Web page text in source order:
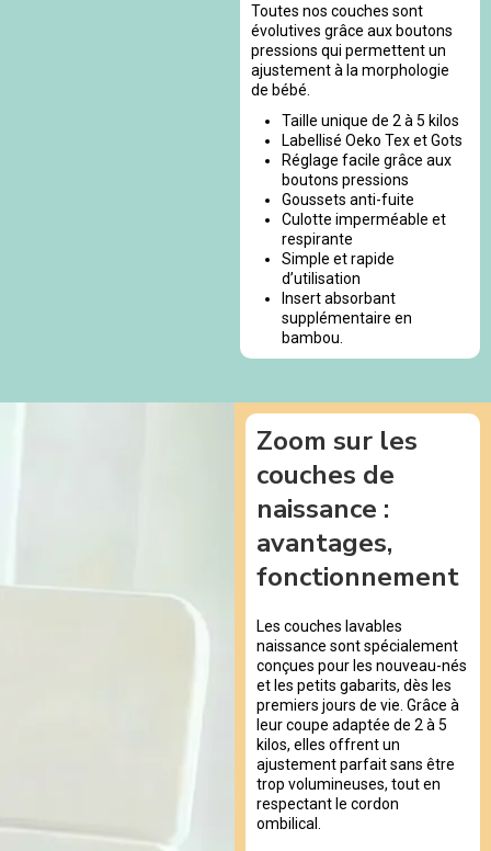
Toutes nos couches sont
évolutives grâce aux boutons
pressions qui permettent un
ajustement à la morphologie
de bébé.
Taille unique de 2 à 5 kilos
Labellisé Oeko Tex et Gots
Réglage facile grâce aux
boutons pressions
Goussets anti-fuite
Culotte imperméable et
respirante
Simple et rapide
d’utilisation
Insert absorbant
supplémentaire en
bambou.
Zoom sur les
couches de
naissance :
avantages,
fonctionnement
Les couches lavables
naissance sont spécialement
conçues pour les nouveau-nés
et les petits gabarits, dès les
premiers jours de vie. Grâce à
leur coupe adaptée de 2 à 5
kilos, elles offrent un
ajustement parfait sans être
trop volumineuses, tout en
respectant le cordon
ombilical.